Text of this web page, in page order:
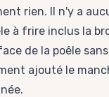
rien. Il n'y a
à frire inclus la
de la poêle
ajouté le